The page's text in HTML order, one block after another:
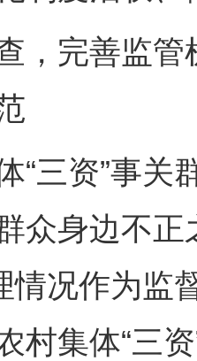
完善监管
资”事关
众身边不
情况作为监
村集体“三